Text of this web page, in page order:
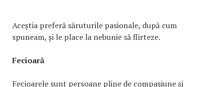
Aceștia preferă săruturile pasionale, după cum
spuneam, și le place la nebunie să flirteze.
Fecioară
Fecioarele sunt persoane pline de compasiune și